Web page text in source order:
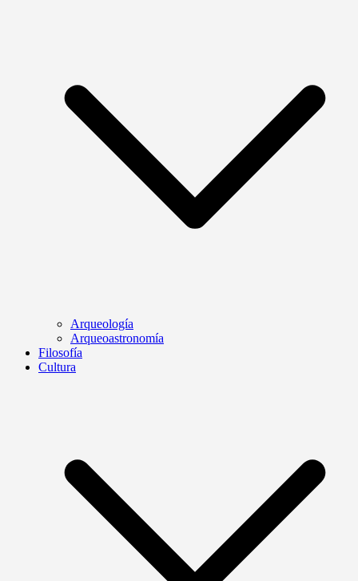
Arqueología
Arqueoastronomía
Filosofía
Cultura